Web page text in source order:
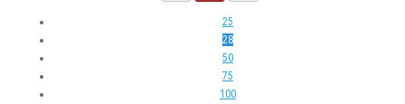
25
28
50
75
100